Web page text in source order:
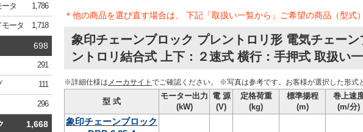
タ 1,786
ータ 1,718
698
291
111
296
1,668
＊他の商品を選び直す場合は、 下記「取扱い一覧から」ご希望の商品（型式
象印チェーンブロック プレントロリ形 電気チェー
ントロリ結合式 上下：２速式 横行：手押式 取扱い
※詳細仕様は メーカサイトでご確認ください。 ※写真は参考です。お客様が選択した形式
型 式
モーター出力
(kW)
電 源
(V)
定格荷重
(kg)
標準揚程
(m)
巻上速
(m/分)
象印チェーンブロック